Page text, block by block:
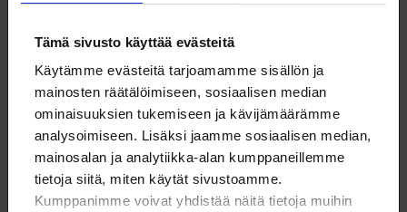
Tämä sivusto käyttää evästeitä
Käytämme evästeitä tarjoamamme sisällön ja
mainosten räätälöimiseen, sosiaalisen median
ominaisuuksien tukemiseen ja kävijämäärämme
analysoimiseen. Lisäksi jaamme sosiaalisen median,
mainosalan ja analytiikka-alan kumppaneillemme
tietoja siitä, miten käytät sivustoamme.
Kumppanimme voivat yhdistää näitä tietoja muihin
1982, minkä seurauksena paperiteollisuuden jätevedet
uhkasivat nyt myös pääkaupunkiseudun talousveden
laatua. Helsingin vesilaitos liittyi Päijänne-
kansanliikkeeseen, joka painosti metsäteollisuutta
puhdistamaan jätevetensä. Sitä kautta metsäteollisuus
käänsi vuoden 1984 tienoilla kantansa jäteveden
ulkoiseen puhdistukseen suurin piirtein yhdessä yössä.